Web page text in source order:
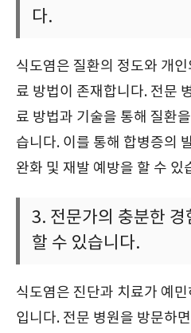
다.
식도염은 질환의 정도와 개
료 방법이 존재합니다. 전문
료 방법과 기술을 통해 질환
습니다. 이를 통해 합병증의
완화 및 재발 예방을 할 수 있
3. 전문가의 충분한
할 수 있습니다.
식도염은 진단과 치료가 예
입니다. 전문 병원을 방문하